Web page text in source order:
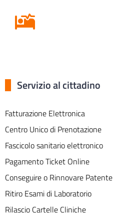
Servizio al cittadino
Fatturazione Elettronica
Centro Unico di Prenotazione
Fascicolo sanitario elettronico
Pagamento Ticket Online
Conseguire o Rinnovare Patente
Ritiro Esami di Laboratorio
Rilascio Cartelle Cliniche